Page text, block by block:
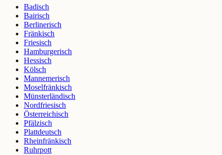
Badisch
Bairisch
Berlinerisch
Fränkisch
Friesisch
Hamburgerisch
Hessisch
Kölsch
Mannemerisch
Moselfränkisch
Münsterländisch
Nordfriesisch
Österreichisch
Pfälzisch
Plattdeutsch
Rheinfränkisch
Ruhrpott